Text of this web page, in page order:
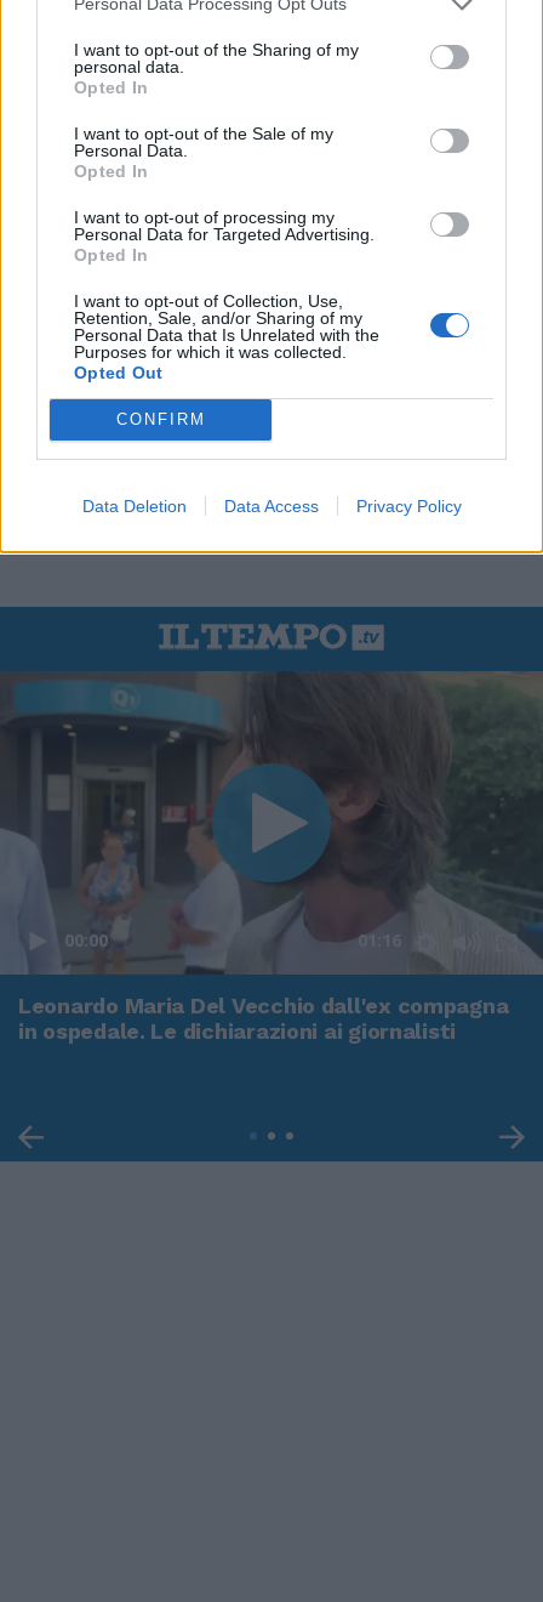
I want to opt-out of the Sharing of my
personal data.
Opted In
I want to opt-out of the Sale of my
Personal Data.
Opted In
I want to opt-out of processing my
Personal Data for Targeted Advertising.
Opted In
I want to opt-out of Collection, Use,
Retention, Sale, and/or Sharing of my
Personal Data that Is Unrelated with the
Purposes for which it was collected.
Opted Out
CONFIRM
Data Deletion Data Access Privacy Policy
00:00 01:16
Leonardo Maria Del Vecchio dall'ex compagna
in ospedale. Le dichiarazioni ai giornalisti